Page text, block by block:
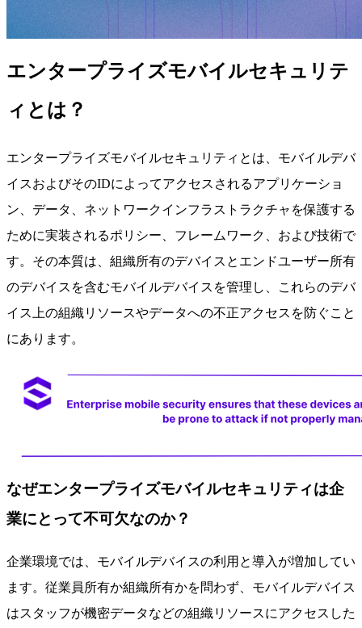
エンタープライズモバイルセキュリテ
ィとは？
エンタープライズモバイルセキュリティとは、モバイルデバ
イスおよびそのIDによってアクセスされるアプリケーショ
ン、データ、ネットワークインフラストラクチャを保護する
ために実装されるポリシー、フレームワーク、および技術で
す。その本質は、組織所有のデバイスとエンドユーザー所有
のデバイスを含むモバイルデバイスを管理し、これらのデバ
イス上の組織リソースやデータへの不正アクセスを防ぐこと
にあります。
なぜエンタープライズモバイルセキュリティは企
業にとって不可欠なのか？
企業環境では、モバイルデバイスの利用と導入が増加してい
ます。従業員所有か組織所有かを問わず、モバイルデバイス
はスタッフが機密データなどの組織リソースにアクセスした